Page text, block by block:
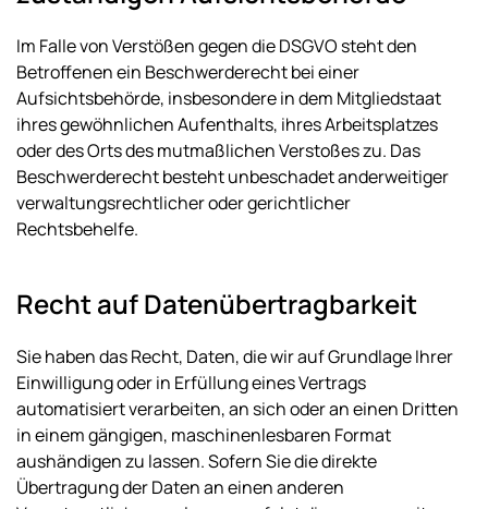
Im Falle von Verstößen gegen die DSGVO steht den
Betroffenen ein Beschwerderecht bei einer
Aufsichtsbehörde, insbesondere in dem Mitgliedstaat
ihres gewöhnlichen Aufenthalts, ihres Arbeitsplatzes
oder des Orts des mutmaßlichen Verstoßes zu. Das
Beschwerderecht besteht unbeschadet anderweitiger
verwaltungsrechtlicher oder gerichtlicher
Rechtsbehelfe.
Recht auf Daten­übertrag­barkeit
Sie haben das Recht, Daten, die wir auf Grundlage Ihrer
Einwilligung oder in Erfüllung eines Vertrags
automatisiert verarbeiten, an sich oder an einen Dritten
in einem gängigen, maschinenlesbaren Format
aushändigen zu lassen. Sofern Sie die direkte
Übertragung der Daten an einen anderen